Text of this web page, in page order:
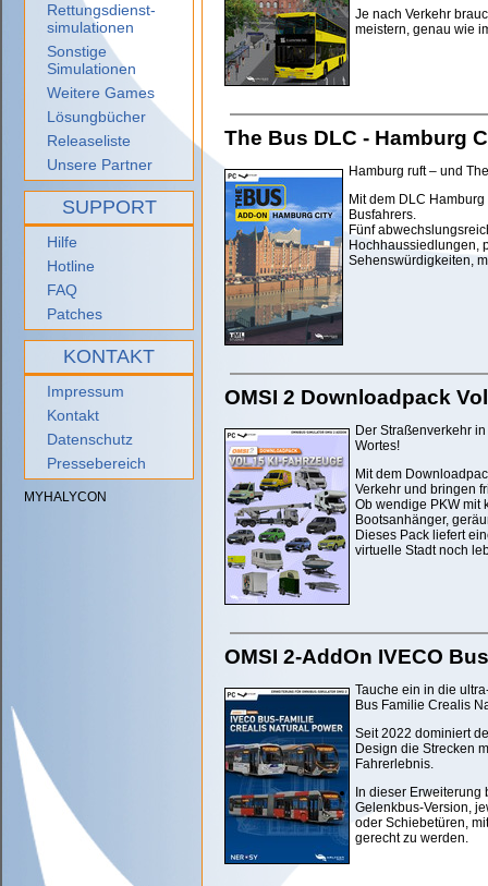
Rettungsdienst-
simulationen
Sonstige
Simulationen
Weitere Games
Lösungbücher
Releaseliste
Unsere Partner
SUPPORT
Hilfe
Hotline
FAQ
Patches
KONTAKT
Impressum
Kontakt
Datenschutz
Pressebereich
MYHALYCON
Je nach Verkehr
meistern, genau wie
The Bus DLC - Hamburg
Hamburg ruft – und
Mit dem DLC
Busfahrers.
Fünf
Hochhaussiedlungen,
Sehenswürdigkeiten,
OMSI 2 Downloadpack
Der Straßenverkehr
Wortes!
Mit dem
Verkehr und bringen
Ob wendige PKW mit
Bootsanhänger,
Dieses Pack liefert
virtuelle Stadt noch
OMSI 2-AddOn IVECO
Tauche ein in die
Bus Familie Crealis
Seit 2022 dominiert
Design die Strecken
Fahrerlebnis.
In dieser
Gelenkbus-Version,
oder Schiebetüren,
gerecht zu werden.